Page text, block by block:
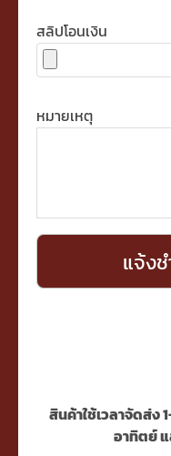
สลิปโอนเงิน
หมายเหตุ
สินค้าใช้เวลาจัดส่ง
อาทิตย์